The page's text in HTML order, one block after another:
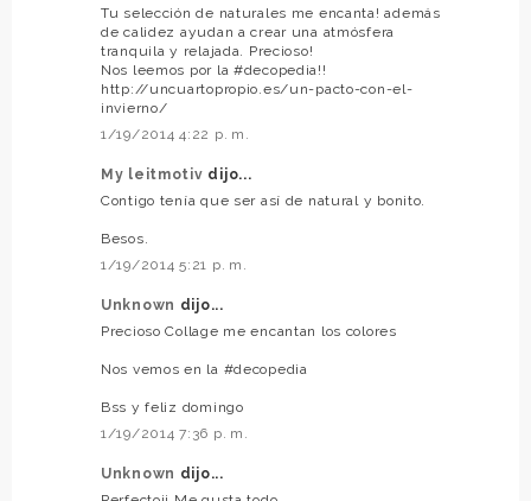
Tu selección de naturales me encanta! además
de calidez ayudan a crear una atmósfera
tranquila y relajada. Precioso!
Nos leemos por la #decopedia!!
http://uncuartopropio.es/un-pacto-con-el-
invierno/
1/19/2014 4:22 p. m.
My leitmotiv dijo...
Contigo tenía que ser así de natural y bonito.
Besos.
1/19/2014 5:21 p. m.
Unknown dijo...
Precioso Collage me encantan los colores
Nos vemos en la #decopedia
Bss y feliz domingo
1/19/2014 7:36 p. m.
Unknown dijo...